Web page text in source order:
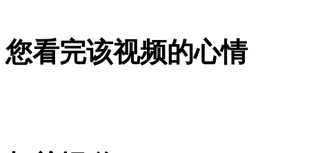
消防员救轻生者 花炮节热闹非凡 减压"枕头大战"
您看完该视频的心情